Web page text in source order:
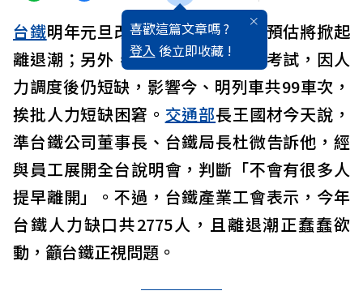
喜歡這篇文章嗎 ?
登入 後立即收藏 !
台鐵明年元旦改制國營台鐵公司，預估將掀起
離退潮；另外，台鐵司機員因參與考試，因人
力調度後仍短缺，影響今、明列車共99車次，
挨批人力短缺困窘。 交通部長王國材今天說，
準台鐵公司董事長、台鐵局長杜微告訴他，經
與員工展開全台說明會，判斷「不會有很多人
提早離開」。不過，台鐵產業工會表示，今年
台鐵人力缺口共2775人，且離退潮正蠢蠢欲
動，籲台鐵正視問題。